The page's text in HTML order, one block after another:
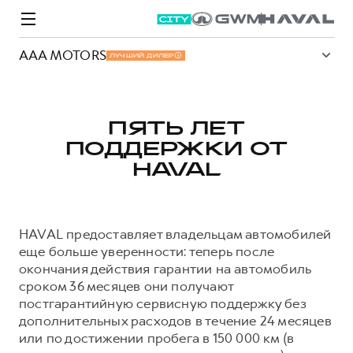
AAA MOTORS ЛУЧШИЙ ДИЛЕР
от 2 049 000 ₽ от 2 049 000 ₽
Покупателям
Автомобили в наличии
Конфигуратор HAVAL
Аксессуары HAVAL
Каталоги и прайс-листы
Все о сервисе
Запись на сервис
Моторное масло
Стоимость ТО
Спецпредложения
Покупателям
Владельцам
О бренде
Новости
О GWM
ИНФОРМАЦИЯ О ДИЛЕРЕ
ПЯТЬ ЛЕТ
ПОДДЕРЖКИ ОТ
HAVAL
HAVAL предоставляет владельцам автомобилей
еще больше уверенности: теперь после
окончания действия гарантии на автомобиль
сроком 36 месяцев они получают
постгарантийную сервисную поддержку без
дополнительных расходов в течение 24 месяцев
или по достижении пробега в 150 000 км (в